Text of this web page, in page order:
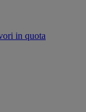
in quota